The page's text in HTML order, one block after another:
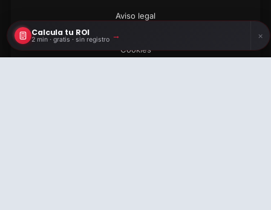
Calcula tu ROI
2 min · gratis · sin registro → ×
Aviso legal
Cookies